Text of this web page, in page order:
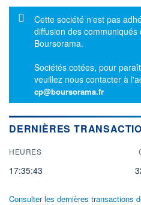
Message d'information
Cette société n'est pas
diffusion des communiqués
Boursorama.
Sociétés cotées, pour
veuillez nous contacter à
cp@boursorama.fr
DERNIÈRES
HEURES
17:35:43
Consulter les dernières transactions